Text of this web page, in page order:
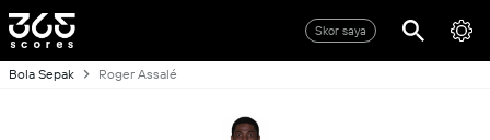
Skor saya
Bola Sepak Roger Assalé